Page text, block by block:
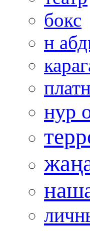
бокс
н
нур